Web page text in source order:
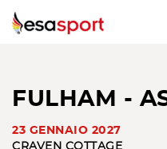
FULHAM -
23 GENNAIO 2027
CRAVEN COTTAGE